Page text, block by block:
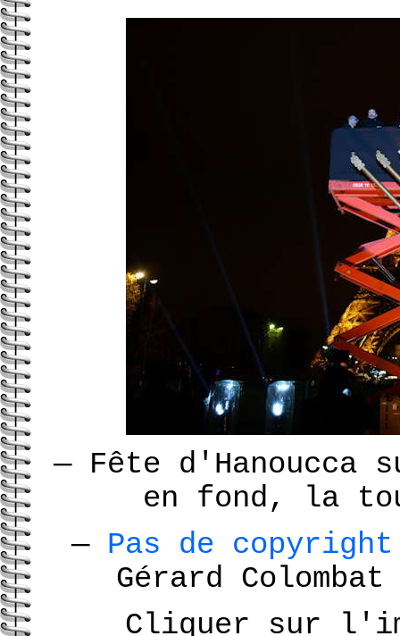
—Fête d'Hanoucca
en fond, la
— Pas de
Gérard
Cliquer sur